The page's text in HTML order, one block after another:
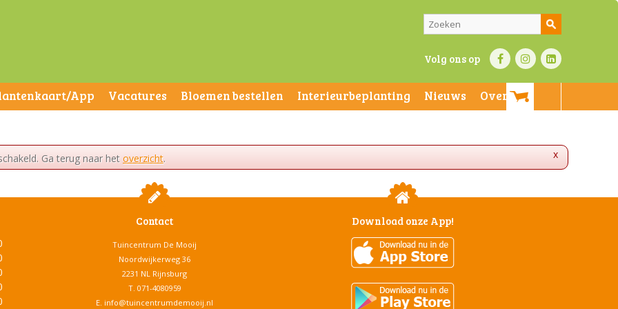
Volg ons op
App Vacatures Bloemen bestellen Interieurbeplanting Nieuws
Over ons
x
Ga terug naar het overzicht.
Contact
Tuincentrum De Mooij
Noordwijkerweg 36
2231 NL Rijnsburg
T. 071-4080959
E. info@tuincentrumdemooij.nl
Download onze App!